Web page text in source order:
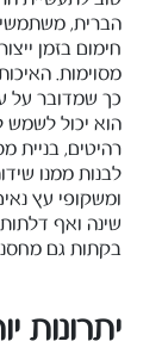
הברית,
חימום בזמן
מסוימות.
כך שמדובר על
הוא יכול לשמש
רהיטים, בניית
לבנות ממנו
ומשקופי עץ
שינה ואף דלתות
בקתות גם
יתרונות